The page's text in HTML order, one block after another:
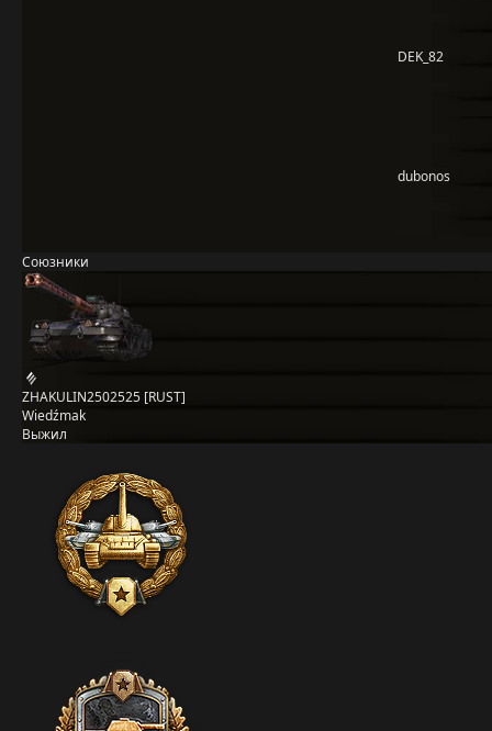
DEK_82
dubonos
Союзники
ZHAKULIN2502525 [RUST]
Wiedźmak
Выжил